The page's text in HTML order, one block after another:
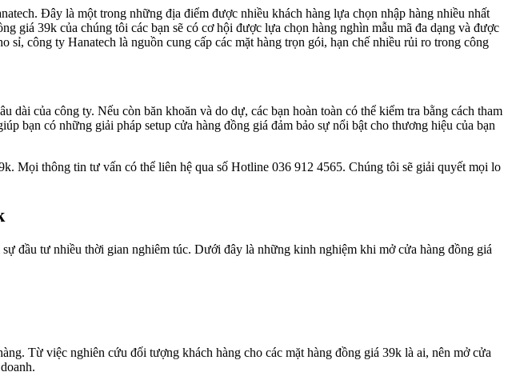
Đây là một trong những địa điểm được nhiều khách hàng lựa chọn nhập hàng nhiều nhất
giá 39k của chúng tôi các bạn sẽ có cơ hội được lựa chọn hàng nghìn mẫu mã đa dạng và được
công ty Hanatech là nguồn cung cấp các mặt hàng trọn gói, hạn chế nhiều rủi ro trong công
của công ty. Nếu còn băn khoăn và do dự, các bạn hoàn toàn có thể kiểm tra bằng cách tham
bạn có những giải pháp setup cửa hàng đồng giá đảm bảo sự nổi bật cho thương hiệu của bạn
Mọi thông tin tư vấn có thể liên hệ qua số Hotline 036 912 4565. Chúng tôi sẽ giải quyết mọi lo
đầu tư nhiều thời gian nghiêm túc. Dưới đây là những kinh nghiệm khi mở cửa hàng đồng giá
Từ việc nghiên cứu đối tượng khách hàng cho các mặt hàng đồng giá 39k là ai, nên mở cửa